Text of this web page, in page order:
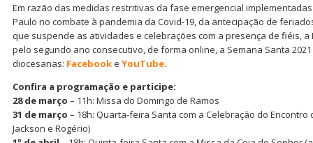
Em razão das medidas restritivas da fase emergencial
Paulo no combate à pandemia da Covid-19, da antecipação de
que suspende as atividades e celebrações com a presença de fiéis,
pelo segundo ano consecutivo, de forma online, a Semana Santa
diocesanas: Facebooke YouTube.
Confira a programação e participe:
28 de março – 11h: Missa do Domingo de Ramos
31 de março – 18h: Quarta-feira Santa com a Celebração do Encontro
Jackson e Rogério)